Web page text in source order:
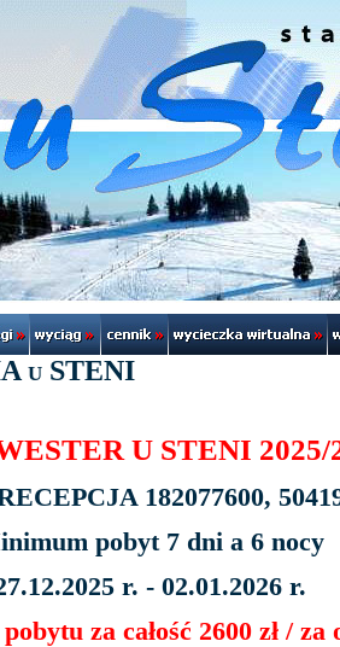
u STENI
U STENI 2025/
182077600,
pobyt 7 dni a 6 nocy
r. - 02.01.2026 r.
za całość 2600 zł / za